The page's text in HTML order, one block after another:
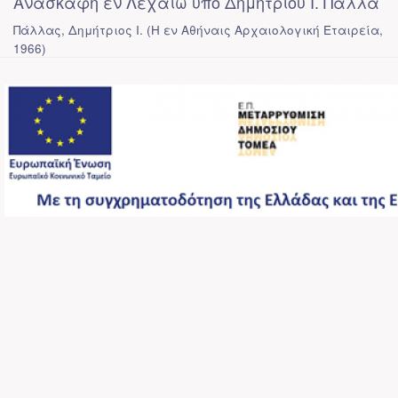
Πάλλας, Δημήτριος Ι. (Η εν Αθήναις Αρχαιολογική Εταιρεία,
1966)